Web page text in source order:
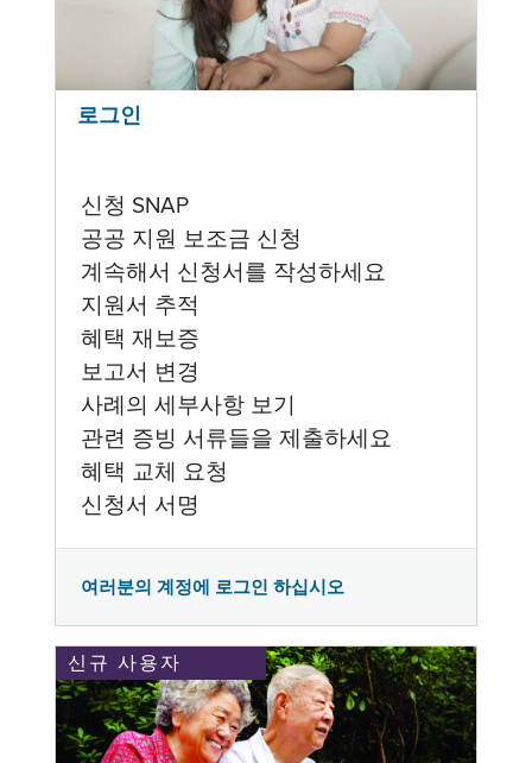
로그인
신청 SNAP
공공 지원 보조금 신청
계속해서 신청서를 작성하세요
지원서 추적
혜택 재보증
보고서 변경
사례의 세부사항 보기
관련 증빙 서류들을 제출하세요
혜택 교체 요청
신청서 서명
여러분의 계정에 로그인 하십시오
신규 사용자